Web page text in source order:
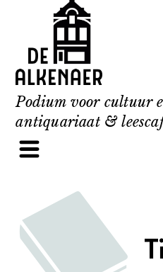
content
Podium voor cultuur
antiquariaat &